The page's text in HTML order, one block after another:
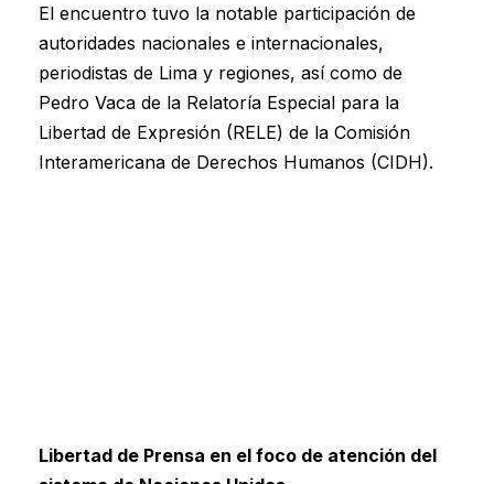
El encuentro tuvo la notable participación de
autoridades nacionales e internacionales,
periodistas de Lima y regiones, así como de
Pedro Vaca de la Relatoría Especial para la
Libertad de Expresión (RELE) de la Comisión
Interamericana de Derechos Humanos (CIDH).
Libertad de Prensa en el foco de atención del